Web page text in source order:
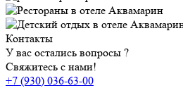
Контакты
У вас остались вопросы ?
Свяжитесь с нами!
+7 (930) 036-63-00